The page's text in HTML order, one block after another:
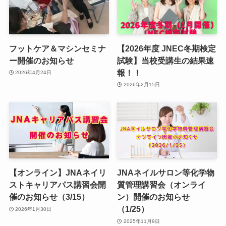
フットケア＆マシンセミナ
ー開催のお知らせ
2026年4月24日
【2026年度 JNEC冬期検定
試験】当校受講生の結果速
報！！
2026年2月15日
【オンライン】JNAネイリ
ストキャリアパス講習会開
催のお知らせ（3/15）
2026年1月30日
JNAネイルサロン等化学物
質管理講習会（オンライ
ン）開催のお知らせ
（1/25）
2025年11月9日